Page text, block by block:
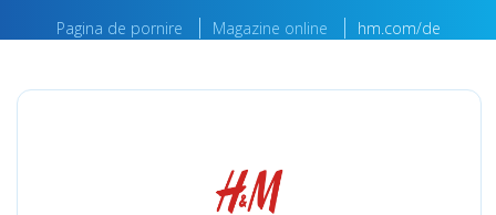
Pagina de pornire Magazine online hm.com/de